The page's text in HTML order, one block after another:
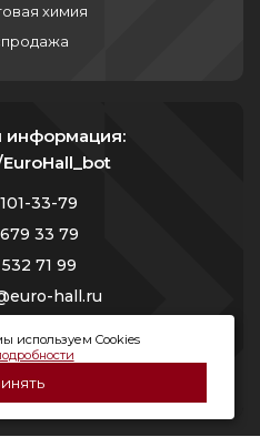
химия
информация:
33-79
33 79
71 99
hall.ru
Куйбышева, д. 38/40
20:00 без выходных
используем Cookies